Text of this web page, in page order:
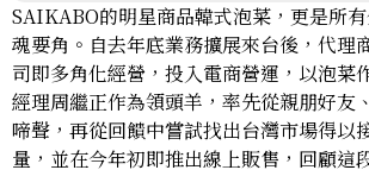
SAIKABO的明星商品韓式泡菜，更是所
魂要角。自去年底業務擴展來台後，代理
司即多角化經營，投入電商營運，以泡菜
經理周繼正作為領頭羊，率先從親朋好友
啼聲，再從回饋中嘗試找出台灣市場得以
量，並在今年初即推出線上販售，回顧這